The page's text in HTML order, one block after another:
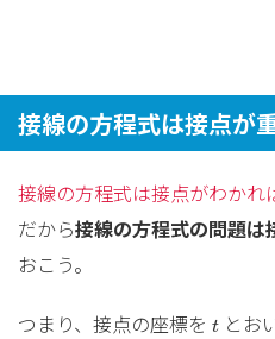
接線の方程式は接点が
接線の方程式は接点がわかれ
だから接線の方程式の問題は
おこう。
つまり、接点の座標を t
t とお